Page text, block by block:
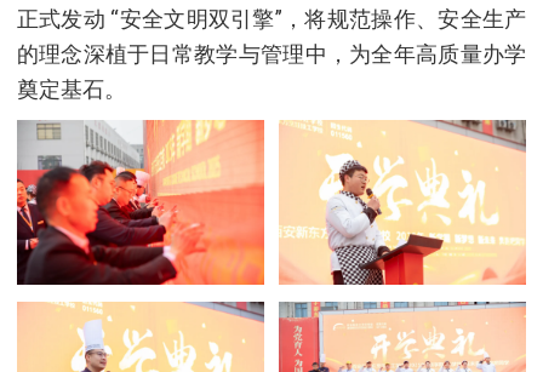
正式发动 “安全文明双引擎”，将规范操作、安全生产
的理念深植于日常教学与管理中，为全年高质量办学
奠定基石。